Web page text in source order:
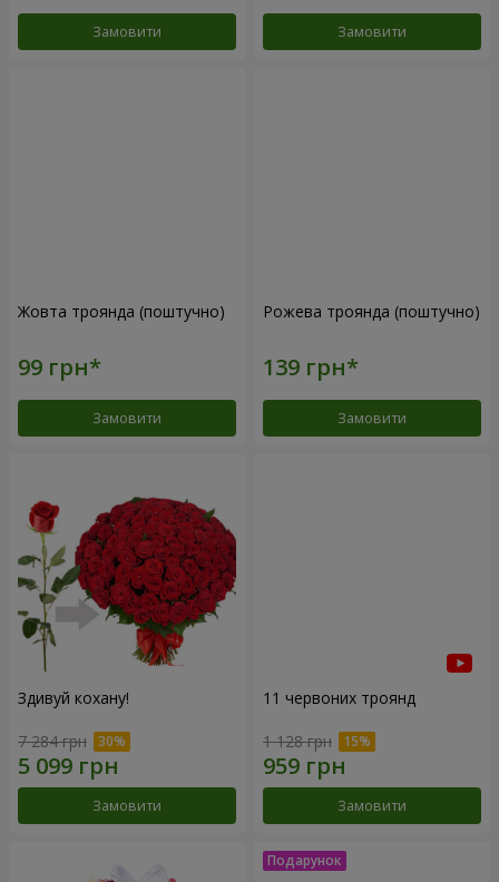
Замовити Замовити
Жовта троянда (поштучно)
Замовити
Рожева троянда (поштучно)
Замовити
Здивуй кохану!
7 284 грн
Замовити
11 червоних троянд
1 128 грн
Замовити